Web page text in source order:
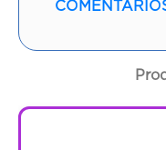
Contenido:1